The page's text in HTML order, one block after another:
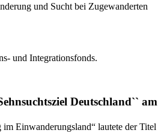
und Sucht bei Zugewanderten
und Integrationsfonds.
Deutschland``
Einwanderungsland“ lautete der